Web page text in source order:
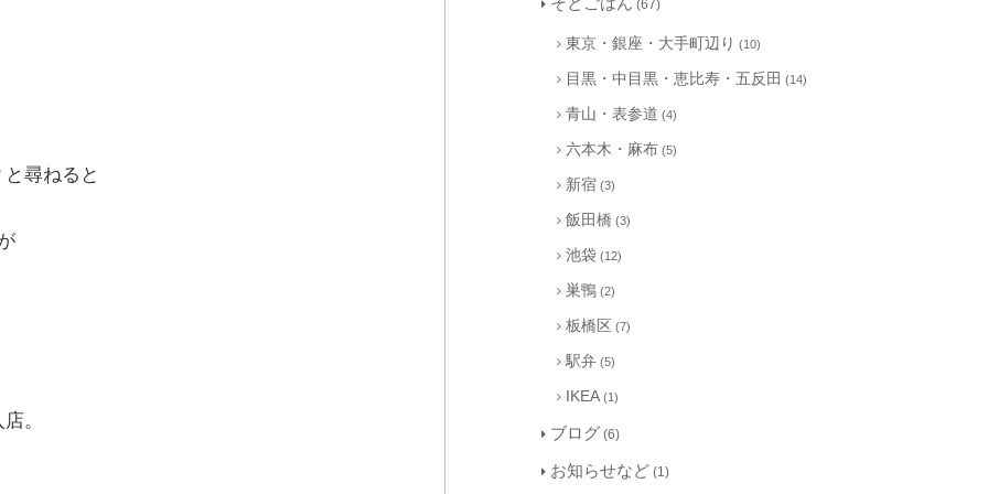
尋ねると
。
(67)
東京・銀座・大手町辺り (10)
目黒・中目黒・恵比寿・五反田 (14)
青山・表参道 (4)
六本木・麻布 (5)
新宿 (3)
飯田橋 (3)
池袋 (12)
巣鴨 (2)
板橋区 (7)
駅弁 (5)
IKEA (1)
ブログ (6)
お知らせなど (1)